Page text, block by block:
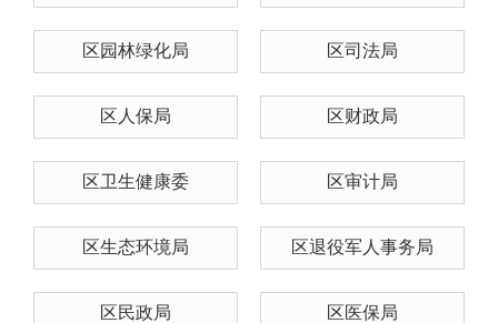
区园林绿化局 区司法局
区人保局 区财政局
区卫生健康委 区审计局
区生态环境局 区退役军人事务局
区民政局 区医保局